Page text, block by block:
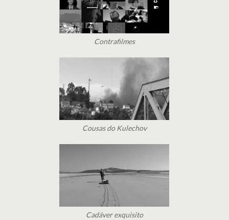
Contrafilmes
Cousas do Kulechov
Cadáver exquisito